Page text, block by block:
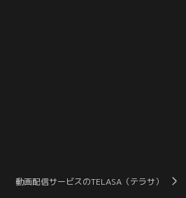
動画配信サービスのTELASA（テラサ）